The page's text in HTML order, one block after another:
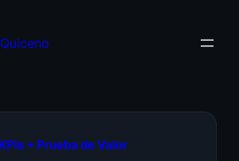
+ Prueba de Valor